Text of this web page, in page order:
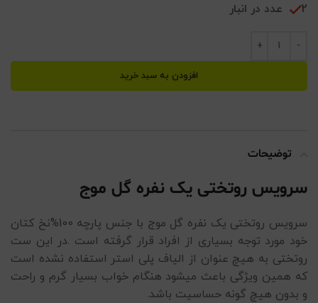
2 عدد در انبار
افزودن به سبد خرید
توضیحات
سرویس روتختی یک نفره گل موج
سرویس روتختی یک نفره گل موج با جنس پارچه 100%نخ کتان
خود مورد توجه بسیاری از افراد قرار گرفته است .در این ست
روتختی به هیچ عنوان از الیاف پلی استر استفاده نشده است
که همین ویژگی باعث میشود هنگام خواب بسیار گرم و راحت
و بدون هیچ گونه حساسیت باشد.